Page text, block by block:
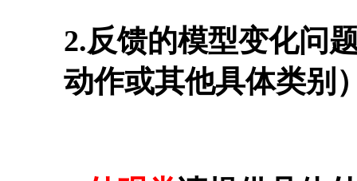
2.反馈的模型变化问
动作或其他具体类别